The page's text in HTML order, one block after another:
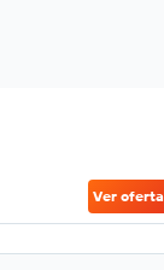
Ver oferta